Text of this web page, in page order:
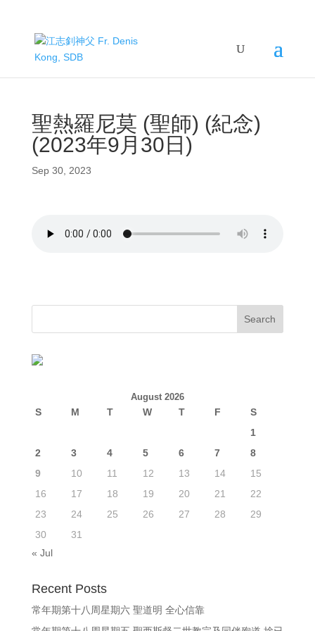
聖熱羅尼莫 (聖師) (紀念)
(2023年9月30日)
Sep 30, 2023
August 2026
S M T W T F
S
1
2
3 4 5 6 7
8
9
10 11 12 13 14
15
16
17 18 19 20 21
22
23
24 25 26 27 28
29
30
31
« Jul
Recent Posts
常年期第十八周星期六 聖道明 全心信靠